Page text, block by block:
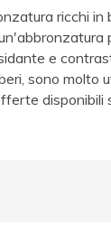
ricchi
e
sono molto
disponibili